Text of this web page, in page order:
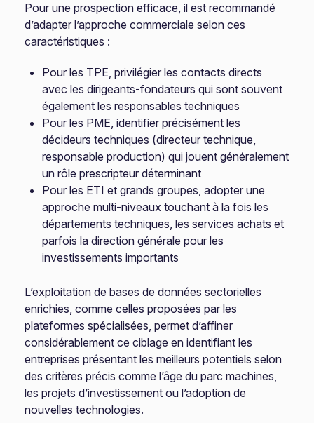
Pour une prospection efficace, il est recommandé
d’adapter l’approche commerciale selon ces
caractéristiques :
Pour les TPE, privilégier les contacts directs
avec les dirigeants-fondateurs qui sont souvent
également les responsables techniques
Pour les PME, identifier précisément les
décideurs techniques (directeur technique,
responsable production) qui jouent généralement
un rôle prescripteur déterminant
Pour les ETI et grands groupes, adopter une
approche multi-niveaux touchant à la fois les
départements techniques, les services achats et
parfois la direction générale pour les
investissements importants
L’exploitation de bases de données sectorielles
enrichies, comme celles proposées par les
plateformes spécialisées, permet d’affiner
considérablement ce ciblage en identifiant les
entreprises présentant les meilleurs potentiels selon
des critères précis comme l’âge du parc machines,
les projets d’investissement ou l’adoption de
nouvelles technologies.